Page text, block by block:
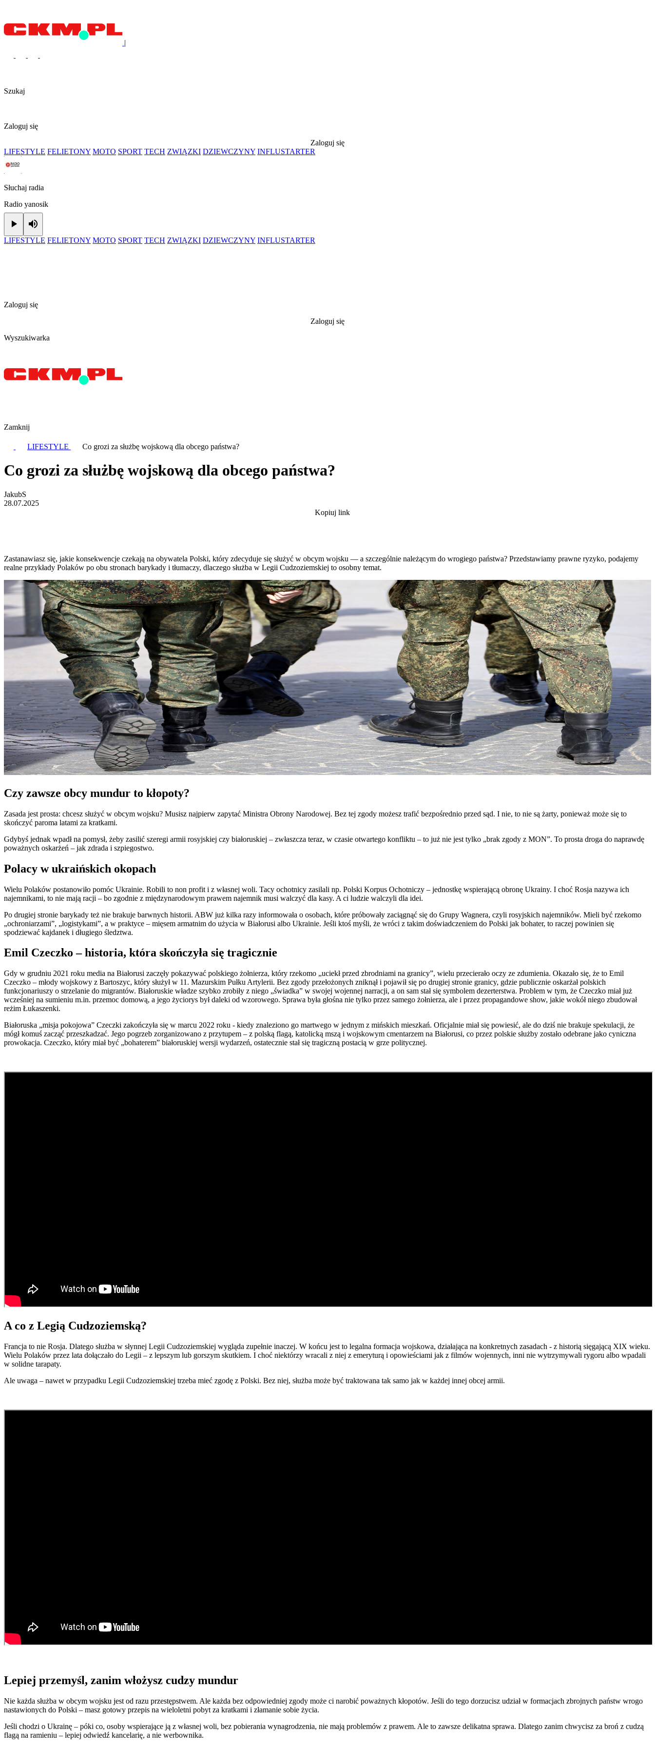
|
Szukaj
Zaloguj się
Zaloguj się
LIFESTYLE FELIETONY MOTO SPORT TECH ZWIĄZKI DZIEWCZYNY INFLUSTARTER
Słuchaj radia
Radio yanosik
Play
LIFESTYLE FELIETONY MOTO SPORT TECH ZWIĄZKI DZIEWCZYNY INFLUSTARTER
Zaloguj się
Zaloguj się
Wyszukiwarka
Zamknij
LIFESTYLE Co grozi za służbę wojskową dla obcego państwa?
Co grozi za służbę wojskową dla obcego państwa?
JakubS
28.07.2025
Kopiuj link
Zastanawiasz się, jakie konsekwencje czekają na obywatela Polski, który zdecyduje się służyć w obcym wojsku — a szczególnie należącym do wrogiego państwa? Przedstawiamy prawne ryzyko, podajemy
realne przykłady Polaków po obu stronach barykady i tłumaczy, dlaczego służba w Legii Cudzoziemskiej to osobny temat.
Czy zawsze obcy mundur to kłopoty?
Zasada jest prosta: chcesz służyć w obcym wojsku? Musisz najpierw zapytać Ministra Obrony Narodowej. Bez tej zgody możesz trafić bezpośrednio przed sąd. I nie, to nie są żarty, ponieważ może się to
skończyć paroma latami za kratkami.
Gdybyś jednak wpadł na pomysł, żeby zasilić szeregi armii rosyjskiej czy białoruskiej – zwłaszcza teraz, w czasie otwartego konfliktu – to już nie jest tylko „brak zgody z MON”. To prosta droga do naprawdę
poważnych oskarżeń – jak zdrada i szpiegostwo.
Polacy w ukraińskich okopach
Wielu Polaków postanowiło pomóc Ukrainie. Robili to non profit i z własnej woli. Tacy ochotnicy zasilali np. Polski Korpus Ochotniczy – jednostkę wspierającą obronę Ukrainy. I choć Rosja nazywa ich
najemnikami, to nie mają racji – bo zgodnie z międzynarodowym prawem najemnik musi walczyć dla kasy. A ci ludzie walczyli dla idei.
Po drugiej stronie barykady też nie brakuje barwnych historii. ABW już kilka razy informowała o osobach, które próbowały zaciągnąć się do Grupy Wagnera, czyli rosyjskich najemników. Mieli być rzekomo
„ochroniarzami”, „logistykami”, a w praktyce – mięsem armatnim do użycia w Białorusi albo Ukrainie. Jeśli ktoś myśli, że wróci z takim doświadczeniem do Polski jak bohater, to raczej powinien się
spodziewać kajdanek i długiego śledztwa.
Emil Czeczko – historia, która skończyła się tragicznie
Gdy w grudniu 2021 roku media na Białorusi zaczęły pokazywać polskiego żołnierza, który rzekomo „uciekł przed zbrodniami na granicy”, wielu przecierało oczy ze zdumienia. Okazało się, że to Emil
Czeczko – młody wojskowy z Bartoszyc, który służył w 11. Mazurskim Pułku Artylerii. Bez zgody przełożonych zniknął i pojawił się po drugiej stronie granicy, gdzie publicznie oskarżał polskich
funkcjonariuszy o strzelanie do migrantów. Białoruskie władze szybko zrobiły z niego „świadka” w swojej wojennej narracji, a on sam stał się symbolem dezerterstwa. Problem w tym, że Czeczko miał już
wcześniej na sumieniu m.in. przemoc domową, a jego życiorys był daleki od wzorowego. Sprawa była głośna nie tylko przez samego żołnierza, ale i przez propagandowe show, jakie wokół niego zbudował
reżim Łukaszenki.
Białoruska „misja pokojowa” Czeczki zakończyła się w marcu 2022 roku - kiedy znaleziono go martwego w jednym z mińskich mieszkań. Oficjalnie miał się powiesić, ale do dziś nie brakuje spekulacji, że
mógł komuś zacząć przeszkadzać. Jego pogrzeb zorganizowano z przytupem – z polską flagą, katolicką mszą i wojskowym cmentarzem na Białorusi, co przez polskie służby zostało odebrane jako cyniczna
prowokacja. Czeczko, który miał być „bohaterem” białoruskiej wersji wydarzeń, ostatecznie stał się tragiczną postacią w grze politycznej.
A co z Legią Cudzoziemską?
Francja to nie Rosja. Dlatego służba w słynnej Legii Cudzoziemskiej wygląda zupełnie inaczej. W końcu jest to legalna formacja wojskowa, działająca na konkretnych zasadach - z historią sięgającą XIX wieku.
Wielu Polaków przez lata dołączało do Legii – z lepszym lub gorszym skutkiem. I choć niektórzy wracali z niej z emeryturą i opowieściami jak z filmów wojennych, inni nie wytrzymywali rygoru albo wpadali
w solidne tarapaty.
Ale uwaga – nawet w przypadku Legii Cudzoziemskiej trzeba mieć zgodę z Polski. Bez niej, służba może być traktowana tak samo jak w każdej innej obcej armii.
Lepiej przemyśl, zanim włożysz cudzy mundur
Nie każda służba w obcym wojsku jest od razu przestępstwem. Ale każda bez odpowiedniej zgody może ci narobić poważnych kłopotów. Jeśli do tego dorzucisz udział w formacjach zbrojnych państw wrogo
nastawionych do Polski – masz gotowy przepis na wieloletni pobyt za kratkami i złamanie sobie życia.
Jeśli chodzi o Ukrainę – póki co, osoby wspierające ją z własnej woli, bez pobierania wynagrodzenia, nie mają problemów z prawem. Ale to zawsze delikatna sprawa. Dlatego zanim chwycisz za broń z cudzą
flagą na ramieniu – lepiej odwiedź kancelarię, a nie werbownika.